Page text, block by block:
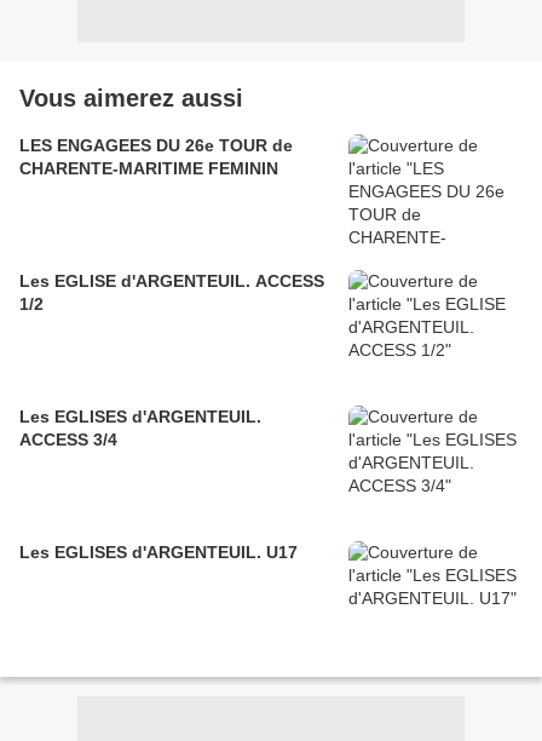
Vous aimerez aussi
LES ENGAGEES DU 26e TOUR de
CHARENTE-MARITIME FEMININ
Les EGLISE d'ARGENTEUIL. ACCESS
1/2
Les EGLISES d'ARGENTEUIL.
ACCESS 3/4
Les EGLISES d'ARGENTEUIL. U17